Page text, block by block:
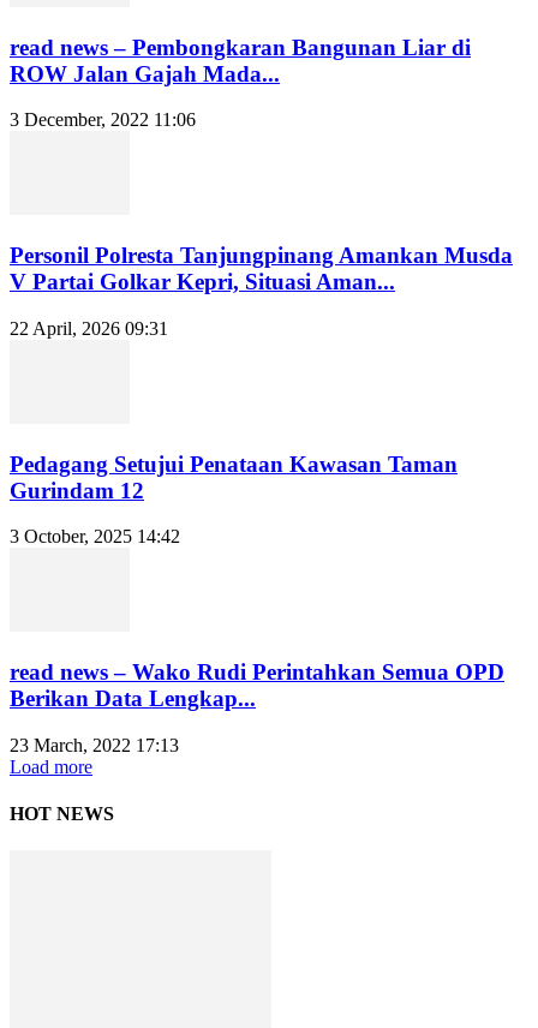
read news – Pembongkaran Bangunan Liar di
ROW Jalan Gajah Mada...
3 December, 2022 11:06
Personil Polresta Tanjungpinang Amankan Musda
V Partai Golkar Kepri, Situasi Aman...
22 April, 2026 09:31
Pedagang Setujui Penataan Kawasan Taman
Gurindam 12
3 October, 2025 14:42
read news – Wako Rudi Perintahkan Semua OPD
Berikan Data Lengkap...
23 March, 2022 17:13
Load more
HOT NEWS